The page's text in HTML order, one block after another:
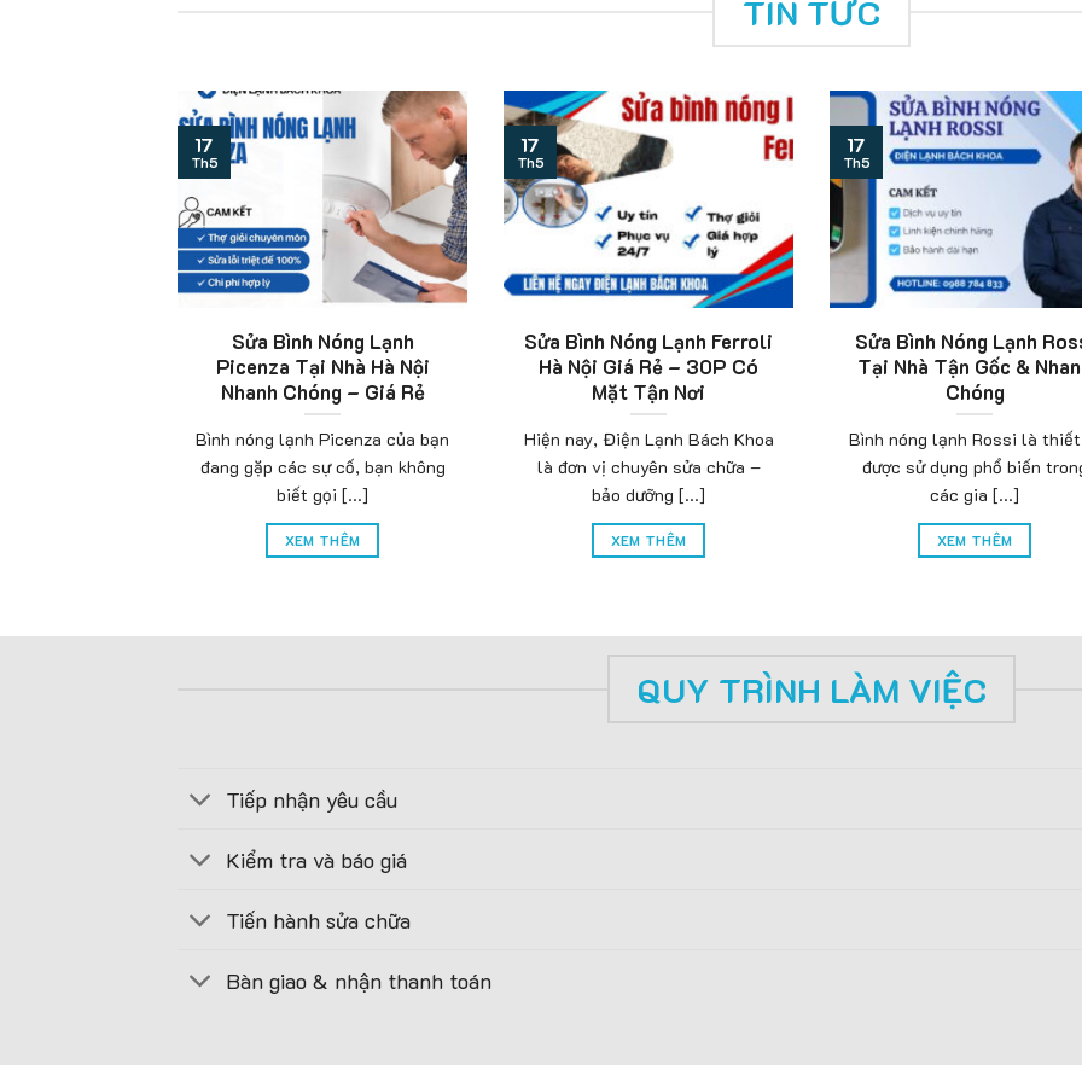
TIN TỨC
Sửa Bình Nóng Lạnh Thanh
Trì Tại Nhà Nhanh Chóng –
Giá Tốt
Bạn đang tìm kiếm đơn vị
chuyên sửa bình nóng lạnh tại
huyện Thanh Trì [...]
XEM THÊM
17
Th5
Sửa Bình Nóng Lạnh Tại
Quận Bắc Từ Liêm Giá Tốt
– 0988 784 833
Nếu Quý khách hàng đang có
nhu cầu tìm kiếm đơn vị sửa
bình nóng [...]
XEM THÊM
17
Th5
Sửa Bình Nóng Lạnh
Quận Nam Từ Liêm Uy
– 0988 784 833
Nếu bạn đang sống và làm
tại quận Nam Từ Liêm, khi
nóng [...]
XEM THÊM
17
Th5
QUY TRÌNH LÀM VIỆC
Tiếp nhận yêu cầu
Kiểm tra và báo giá
Tiến hành sửa chữa
Bàn giao & nhận thanh toán